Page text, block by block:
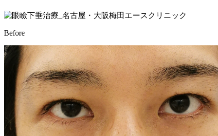
Before